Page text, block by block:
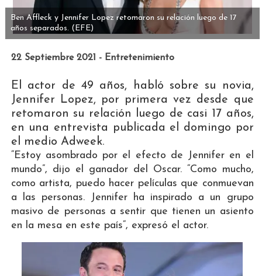
Ben Affleck y Jennifer Lopez retomaron su relación luego de 17
años separados. (EFE)
22 Septiembre 2021 - Entretenimiento
El actor de 49 años, habló sobre su novia,
Jennifer Lopez, por primera vez desde que
retomaron su relación luego de casi 17 años,
en una entrevista publicada el domingo por
el medio Adweek.
“Estoy asombrado por el efecto de Jennifer en el
mundo”, dijo el ganador del Oscar. “Como mucho,
como artista, puedo hacer películas que conmuevan
a las personas. Jennifer ha inspirado a un grupo
masivo de personas a sentir que tienen un asiento
en la mesa en este país“, expresó el actor.